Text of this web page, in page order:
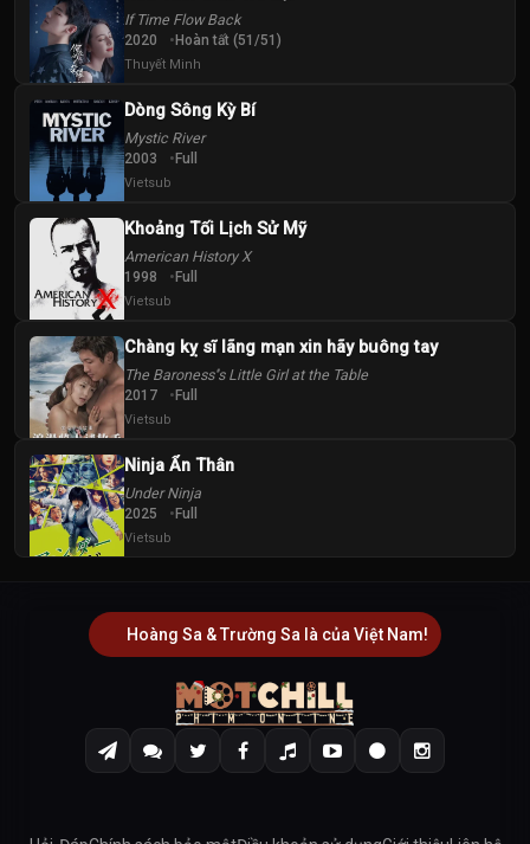
If Time Flow Back
2020 Hoàn tất (51/51)
Thuyết Minh
Dòng Sông Kỳ Bí
Mystic River
2003 Full
Vietsub
Khoảng Tối Lịch Sử Mỹ
American History X
1998 Full
Vietsub
Chàng kỵ sĩ lãng mạn xin hãy buông tay
The Baroness''s Little Girl at the Table
2017 Full
Vietsub
Ninja Ẩn Thân
Under Ninja
2025 Full
Vietsub
Hoàng Sa & Trường Sa là của Việt Nam!